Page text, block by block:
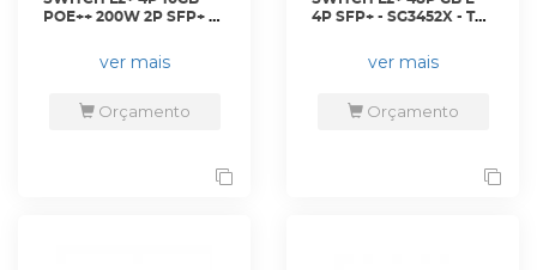
POE++ 200W 2P SFP+ -
ver mais
Orçamento
4P SFP+ - SG3452X - TP-
ver mais
Orçamento